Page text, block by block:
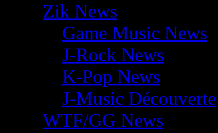
Zik News
Game Music News
J-Rock News
K-Pop News
J-Music Découverte
WTF/GG News